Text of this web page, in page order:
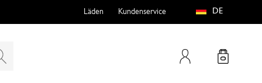
Mein Konto
Läden Kundenservice DE